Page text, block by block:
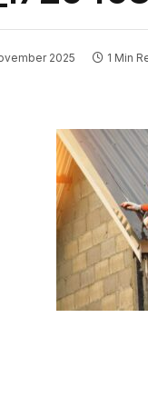
2025 1 Min